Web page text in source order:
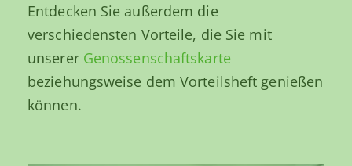
Entdecken Sie außerdem die
verschiedensten Vorteile, die Sie mit
unserer Genossenschaftskarte
beziehungsweise dem Vorteilsheft genießen
können.